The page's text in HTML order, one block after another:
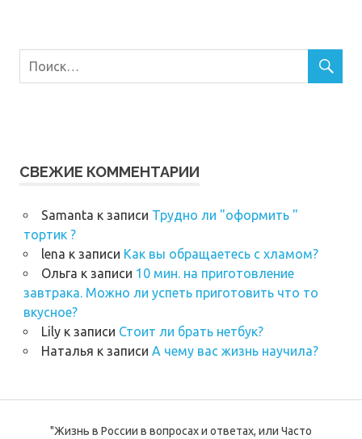
СВЕЖИЕ КОММЕНТАРИИ
Samanta к записи Трудно ли "оформить "
тортик ?
lena к записи Как вы обращаетесь с хламом?
Ольга к записи 10 мин. на приготовление
завтрака. Можно ли успеть приготовить что то
вкусное?
Lilyк записи Стоит ли брать нетбук?
Наталья к записи А чему вас жизнь научила?
"Жизнь в России в вопросах и ответах, или Часто